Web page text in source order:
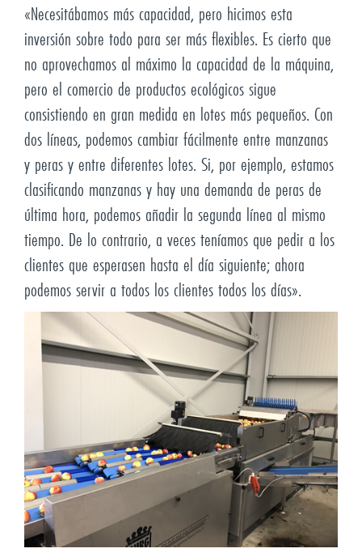
«Necesitábamos más capacidad, pero hicimos esta
inversión sobre todo para ser más flexibles. Es cierto que
no aprovechamos al máximo la capacidad de la máquina,
pero el comercio de productos ecológicos sigue
consistiendo en gran medida en lotes más pequeños. Con
dos líneas, podemos cambiar fácilmente entre manzanas
y peras y entre diferentes lotes. Si, por ejemplo, estamos
clasificando manzanas y hay una demanda de peras de
última hora, podemos añadir la segunda línea al mismo
tiempo. De lo contrario, a veces teníamos que pedir a los
clientes que esperasen hasta el día siguiente; ahora
podemos servir a todos los clientes todos los días».